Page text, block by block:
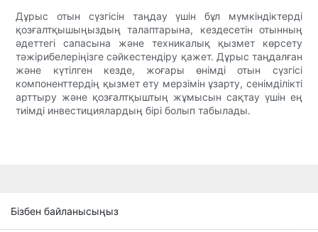
Дұрыс отын сүзгісін таңдау үшін бұл мүмкіндіктерді
қозғалтқышыңыздың талаптарына, кездесетін отынның
әдеттегі сапасына және техникалық қызмет көрсету
тәжірибелеріңізге сәйкестендіру қажет. Дұрыс таңдалған
және күтілген кезде, жоғары өнімді отын сүзгісі
компоненттердің қызмет ету мерзімін ұзарту, сенімділікті
арттыру және қозғалтқыштың жұмысын сақтау үшін ең
тиімді инвестициялардың бірі болып табылады.
Бізбен байланысыңыз